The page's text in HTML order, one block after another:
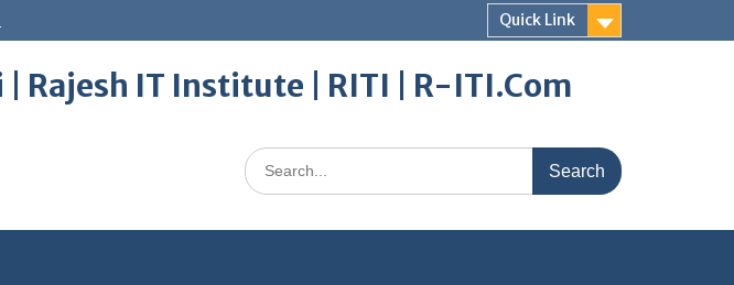
Quick Link
Rajesh IT Institute | RITI | R-ITI.Com
Search
for: